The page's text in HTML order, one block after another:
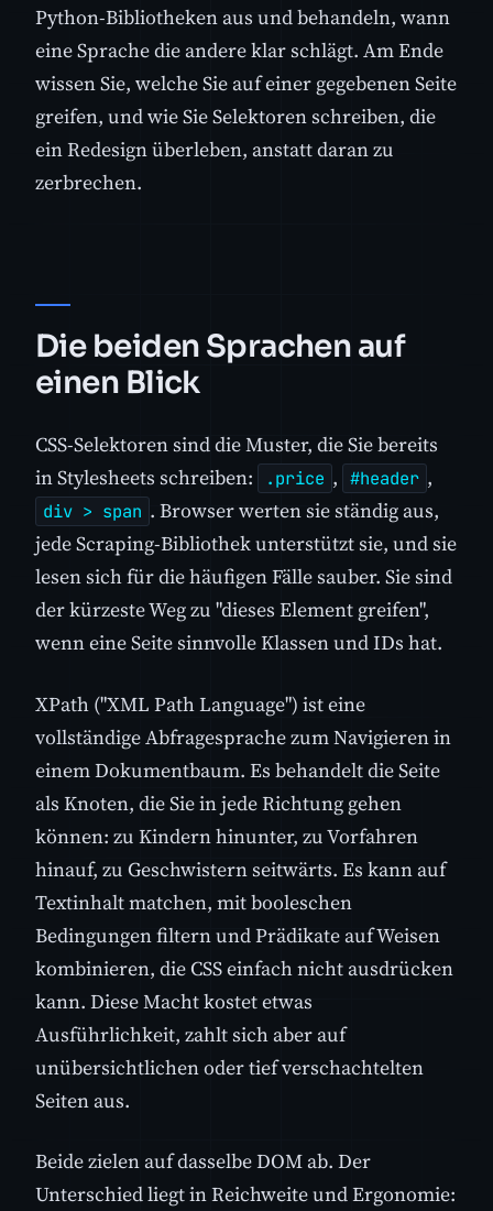
Python-Bibliotheken aus und behandeln, wann
eine Sprache die andere klar schlägt. Am Ende
wissen Sie, welche Sie auf einer gegebenen Seite
greifen, und wie Sie Selektoren schreiben, die
ein Redesign überleben, anstatt daran zu
zerbrechen.
Die beiden Sprachen auf
einen Blick
CSS-Selektoren sind die Muster, die Sie bereits
in Stylesheets schreiben:
.price , #header ,
div > span . Browser werten sie ständig aus,
jede Scraping-Bibliothek unterstützt sie, und sie
lesen sich für die häufigen Fälle sauber. Sie sind
der kürzeste Weg zu "dieses Element greifen",
wenn eine Seite sinnvolle Klassen und IDs hat.
XPath ("XML Path Language") ist eine
vollständige Abfragesprache zum Navigieren in
einem Dokumentbaum. Es behandelt die Seite
als Knoten, die Sie in jede Richtung gehen
können: zu Kindern hinunter, zu Vorfahren
hinauf, zu Geschwistern seitwärts. Es kann auf
Textinhalt matchen, mit booleschen
Bedingungen filtern und Prädikate auf Weisen
kombinieren, die CSS einfach nicht ausdrücken
kann. Diese Macht kostet etwas
Ausführlichkeit, zahlt sich aber auf
unübersichtlichen oder tief verschachtelten
Seiten aus.
Beide zielen auf dasselbe DOM ab. Der
Unterschied liegt in Reichweite und Ergonomie: